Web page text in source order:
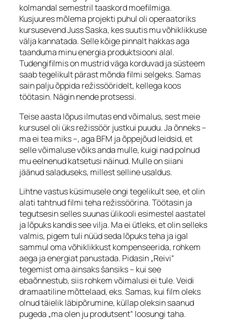
kolmandal semestril taaskord moefilmiga.
Kusjuures mõlema projekti puhul oli operaatoriks
kursusevend Juss Saska, kes suutis mu võhiklikkuse
välja kannatada. Selle kõige pinnalt hakkas aga
taanduma minu energia produktsiooni alal.
Tudengifilmis on mustrid väga korduvad ja süsteem
saab tegelikult pärast mõnda filmi selgeks. Samas
sain palju õppida režissööridelt, kellega koos
töötasin. Nägin nende protsessi.
Teise aasta lõpus ilmutas end võimalus, sest meie
kursusel oli üks režissöör justkui puudu. Ja õnneks –
ma ei tea miks –, aga BFM ja õppejõud leidsid, et
selle võimaluse võiks anda mulle, kuigi nad polnud
mu eelnenud katsetusi näinud. Mulle on siiani
jäänud saladuseks, millest selline usaldus.
Lihtne vastus küsimusele ongi tegelikult see, et olin
alati tahtnud filmi teha režissöörina.Töötasin ja
tegutsesin selles suunas ülikooli esimestel aastatel
ja lõpuks kandis see vilja. Ma ei ütleks, et olin selleks
valmis, pigem tuli nüüd seda lõpuks teha ja igal
sammul oma võhiklikkust kompenseerida, rohkem
aega ja energiat panustada. Pidasin „Reivi“
tegemist oma ainsaks šansiks – kui see
ebaõnnestub, siis rohkem võimalusi ei tule. Veidi
dramaatiline mõttelaad, eks. Samas, kui film oleks
olnud täielik läbipõrumine, küllap oleksin saanud
pugeda „ma olen ju produtsent“ loosungi taha.